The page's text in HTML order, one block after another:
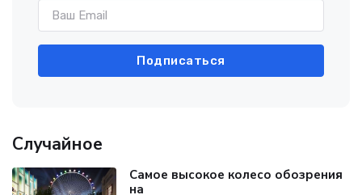
Подписаться
Случайное
Самое высокое колесо обозрения
на